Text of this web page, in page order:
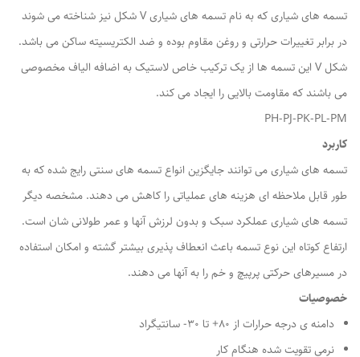
تسمه های شیاری که به نام تسمه های شیاری V شکل نیز شناخته می شوند
در برابر تغییرات حرارتی و روغن مقاوم بوده و ضد الکتریسیته ساکن می باشد.
شکل V این تسمه ها از یک ترکیب خاص لاستیک به اضافه الیاف مخصوصی
می باشند که مقاومت بالایی را ایجاد می کند.
PH-PJ-PK-PL-PM
کاربرد
تسمه های شیاری می توانند جایگزین انواع تسمه های سنتی رایج شده که به
طور قابل ملاحظه ای هزینه های عملیاتی را کاهش می دهند. مشخصه دیگر
تسمه های شیاری عملکرد سبک و بدون لرزش آنها و عمر طولانی شان است.
ارتفاع کوتاه این نوع تسمه باعث انعطاف پذیری بیشتر گشته و امکان استفاده
در مسیرهای حرکتی پرپیچ و خم را به آنها می دهند.
خصوصیات
دامنه ی درجه حرارات از ۸۰+ تا ۳۰- سانتیگراد
نرمی تقویت شده هنگام کار